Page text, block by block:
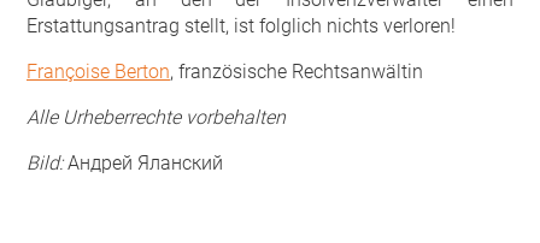
Erstattungsantrag stellt, ist folglich nichts verloren!
Françoise Berton, französische Rechtsanwältin
Alle Urheberrechte vorbehalten
Bild:Андрей Яланский